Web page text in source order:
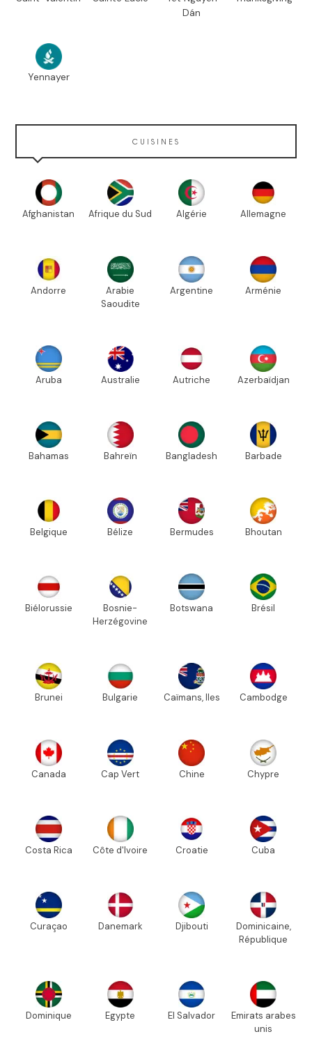
Dán
Yennayer
CUISINES
Afghanistan Afrique du Sud Algérie Allemagne
Andorre
Arabie
Saoudite
Argentine Arménie
Aruba Australie Autriche Azerbaïdjan
Bahamas Bahreïn Bangladesh Barbade
Belgique Bélize Bermudes Bhoutan
Biélorussie
Bosnie-
Herzégovine
Botswana Brésil
Brunei Bulgarie Caïmans, Iles Cambodge
Canada Cap Vert Chine Chypre
Costa Rica Côte d'Ivoire Croatie Cuba
Curaçao Danemark Djibouti
Dominicaine,
République
Dominique Egypte El Salvador
Emirats arabes
unis